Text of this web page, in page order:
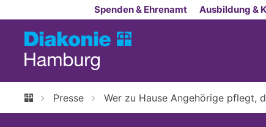
Zum Inhalt springenSpenden & Ehrenamt Ausbildung &
Presse Wer zu Hause Angehörige pflegt,